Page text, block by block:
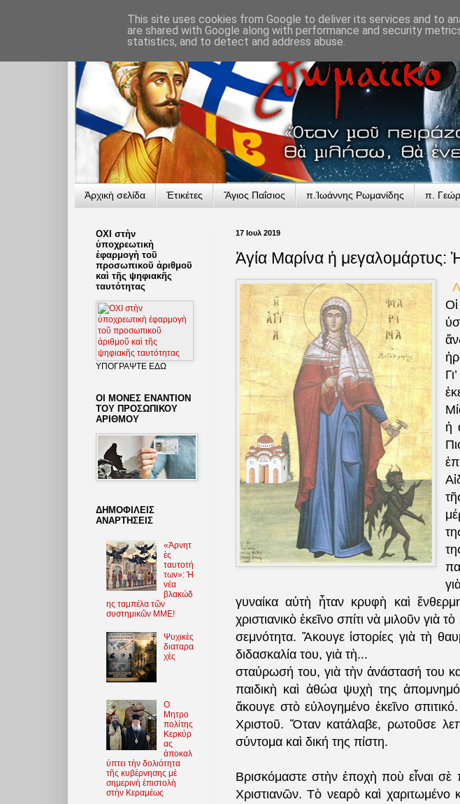
Ἀρχικὴ σελίδα Ἐτικέτες Ἅγιος Παΐσιος π.Ἰωάννης Ρωμανίδης π.
17 Ιουλ 2019
Ἁγία Μαρίνα ἡ
ἡ
γυναίκα αὐτὴ ἦταν κρυφὴ καὶ
χριστιανικὸ ἐκεῖνο σπίτι νὰ μιλοῦν γιὰ
σεμνότητα. Ἄκουγε ἱστορίες γιὰ τὴ
διδασκαλία του, γιὰ τὴ...
σταύρωσή του, γιὰ τὴν ἀνάστασή του
παιδικὴ καὶ ἀθώα ψυχὴ της
ἄκουγε στὸ εὐλογημένο ἐκεῖνο
Χριστοῦ. Ὅταν κατάλαβε, ρωτοῦσε
σύντομα καὶ δική της πίστη.
Βρισκόμαστε στὴν ἐποχὴ ποὺ εἶναι σὲ
Χριστιανῶν. Τὸ νεαρὸ καὶ χαριτωμένο
ΟΧΙ στὴν
ὑποχρεωτικὴ
ἐφαρμογὴ τοῦ
προσωπικοῦ ἀριθμοῦ
καὶ τῆς ψηφιακῆς
ταυτότητας
ΥΠΟΓΡΑΨΤΕ ΕΔΩ
ΟΙ ΜΟΝΕΣ ΕΝΑΝΤΙΟΝ
ΤΟΥ ΠΡΟΣΩΠΙΚΟΥ
ΑΡΙΘΜΟΥ
ΔΗΜΟΦΙΛΕΙΣ
ΑΝΑΡΤΗΣΕΙΣ
«Ἀρνητ
ὲς
ταυτοτή
των»: Ἡ
νέα
βλακώδ
ης ταμπέλα τῶν
συστημικῶν ΜΜΕ!
Ψυχικὲς
διαταρα
χὲς
O
Μητρο
πολίτης
Κερκύρ
ας
ἀποκαλ
ύπτει τὴν δολιότητα
τῆς κυβέρνησης μὲ
σημερινὴ ἐπιστολὴ
στὴν Κεραμέως
This site uses cookies from Google to deliver its services and to
are shared with Google along with performance and security
statistics, and to detect and address abuse.